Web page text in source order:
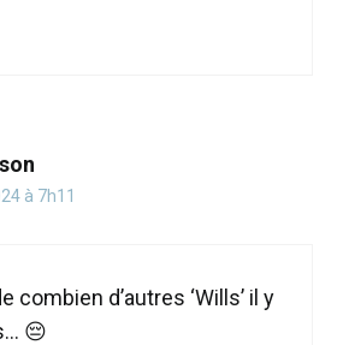
à 7h11
combien d’autres ‘Wills’ il y
😔